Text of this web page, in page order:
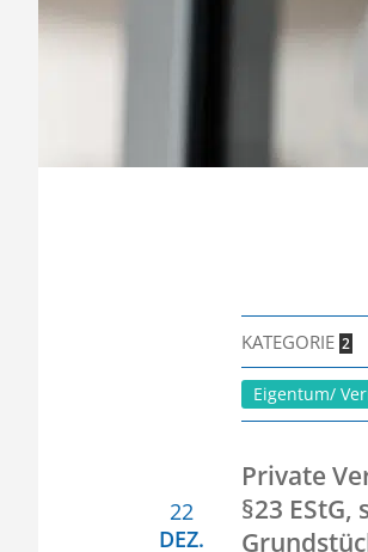
KATEGORIE 2
Eigentum/
22
DEZ.
Private
§23